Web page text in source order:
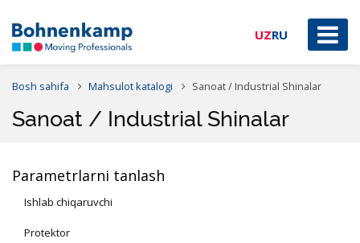
UZRU
Bosh sahifa Mahsulot katalogi Sanoat / Industrial Shinalar
Sanoat / Industrial Shinalar
Parametrlarni tanlash
Ishlab chiqaruvchi
Protektor